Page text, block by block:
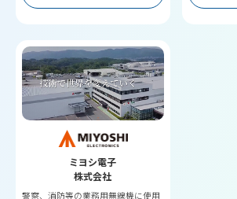
ミヨシ電子
株式会社
警察、消防等の業務用無線機に使用